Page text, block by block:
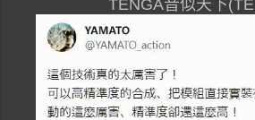
TENGA音似天下